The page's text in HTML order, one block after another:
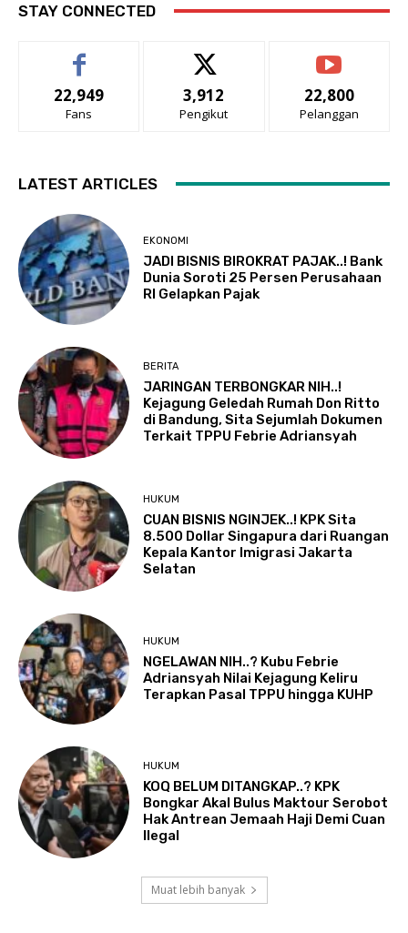
STAY CONNECTED
22,949
Fans
3,912
Pengikut
22,800
Pelanggan
LATEST ARTICLES
EKONOMI
JADI BISNIS BIROKRAT PAJAK..! Bank
Dunia Soroti 25 Persen Perusahaan
RI Gelapkan Pajak
BERITA
JARINGAN TERBONGKAR NIH..!
Kejagung Geledah Rumah Don Ritto
di Bandung, Sita Sejumlah Dokumen
Terkait TPPU Febrie Adriansyah
HUKUM
CUAN BISNIS NGINJEK..! KPK Sita
8.500 Dollar Singapura dari Ruangan
Kepala Kantor Imigrasi Jakarta
Selatan
HUKUM
NGELAWAN NIH..? Kubu Febrie
Adriansyah Nilai Kejagung Keliru
Terapkan Pasal TPPU hingga KUHP
HUKUM
KOQ BELUM DITANGKAP..? KPK
Bongkar Akal Bulus Maktour Serobot
Hak Antrean Jemaah Haji Demi Cuan
Ilegal
Muat lebih banyak